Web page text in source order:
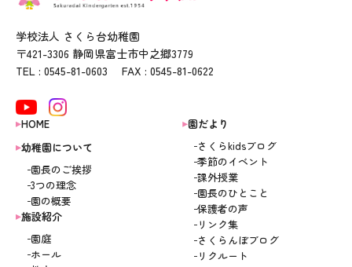
学校法人 さくら台幼稚園
〒421-3306 静岡県富士市中之郷3779
TEL : 0545-81-0603 FAX : 0545-81-0622
HOME
幼稚園について
園長のご挨拶
3つの理念
園の概要
施設紹介
園庭
ホール
園だより
さくらkidsブログ
季節のイベント
課外授業
園長のひとこと
保護者の声
リンク集
さくらんぼブログ
リクルート